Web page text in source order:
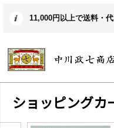
11,000円以上で送料・
ショッピングカ